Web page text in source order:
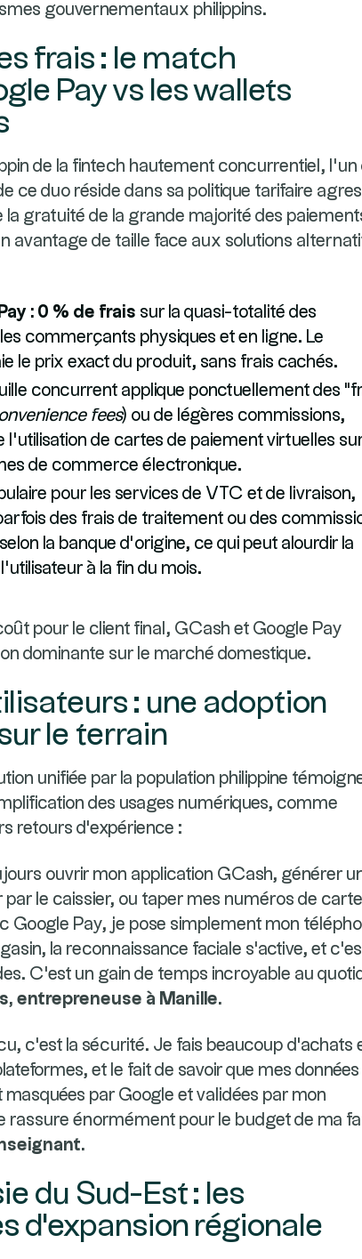
gouvernementaux philippins.
frais : le match
Pay vs les wallets
de la fintech hautement concurrentiel, l'un
ce duo réside dans sa politique tarifaire
la gratuité de la grande majorité des
avantage de taille face aux solutions
: 0 % de frais sur la quasi-totalité des
commerçants physiques et en ligne. Le
le prix exact du produit, sans frais cachés.
concurrent applique ponctuellement des
fees) ou de légères commissions,
l'utilisation de cartes de paiement virtuelles
de commerce électronique.
pour les services de VTC et de livraison,
des frais de traitement ou des
la banque d'origine, ce qui peut alourdir la
à la fin du mois.
pour le client final, GCash et Google Pay
dominante sur le marché domestique.
: une adoption
le terrain
unifiée par la population philippine
des usages numériques, comme
retours d'expérience :
ouvrir mon application GCash, générer
par le caissier, ou taper mes numéros de
Google Pay, je pose simplement mon
la reconnaissance faciale s'active, et
C'est un gain de temps incroyable au
entrepreneuse à Manille.
c'est la sécurité. Je fais beaucoup d'achats
et le fait de savoir que mes données
masquées par Google et validées par mon
rassure énormément pour le budget de ma
du Sud-Est : les
d'expansion régionale